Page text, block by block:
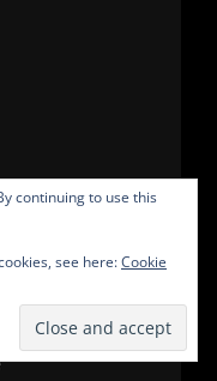
continuing to use this
see here:Cookie